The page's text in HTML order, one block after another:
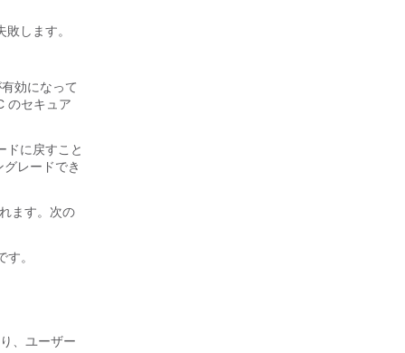
します。
効になって
のセキュア
ドに戻すこと
レードでき
ます。次の
。
、ユーザー